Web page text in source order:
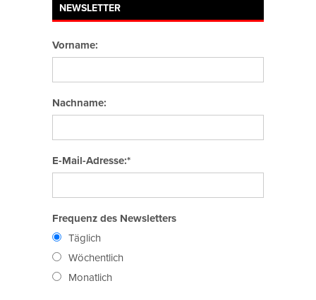
NEWSLETTER
Vorname:
Nachname:
E-Mail-Adresse:*
Frequenz des Newsletters
Täglich
Wöchentlich
Monatlich